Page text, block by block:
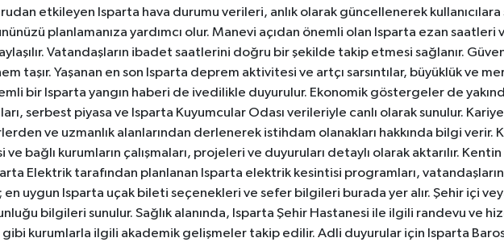
etkileyen Isparta hava durumu verileri, anlık olarak güncellenerek
planlamanıza yardımcı olur. Manevi açıdan önemli olan Isparta ezan
Vatandaşların ibadet saatlerini doğru bir şekilde takip etmesi sağlanır.
taşır. Yaşanan en son Isparta deprem aktivitesi ve artçı sarsıntılar, büyüklük ve
bir Isparta yangın haberi de ivedilikle duyurulur. Ekonomik göstergeler de
serbest piyasa ve Isparta Kuyumcular Odası verileriyle canlı olarak sunulur.
ve uzmanlık alanlarından derlenerek istihdam olanakları hakkında bilgi verir.
ve bağlı kurumların çalışmaları, projeleri ve duyuruları detaylı olarak aktarılır.
Elektrik tarafından planlanan Isparta elektrik kesintisi programları,
en uygun Isparta uçak bileti seçenekleri ve sefer bilgileri burada yer alır. Şehir içi
bilgileri sunulur. Sağlık alanında, Isparta Şehir Hastanesi ile ilgili randevu ve
kurumlarla ilgili akademik gelişmeler takip edilir. Adli duyurular için Isparta